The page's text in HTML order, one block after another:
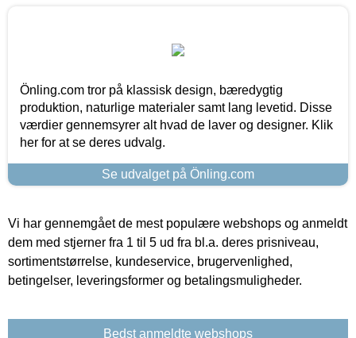
Önling.com tror på klassisk design, bæredygtig
produktion, naturlige materialer samt lang levetid. Disse
værdier gennemsyrer alt hvad de laver og designer. Klik
her for at se deres udvalg.
Se udvalget på Önling.com
Vi har gennemgået de mest populære webshops og anmeldt
dem med stjerner fra 1 til 5 ud fra bl.a. deres prisniveau,
sortimentstørrelse, kundeservice, brugervenlighed,
betingelser, leveringsformer og betalingsmuligheder.
Bedst anmeldte webshops